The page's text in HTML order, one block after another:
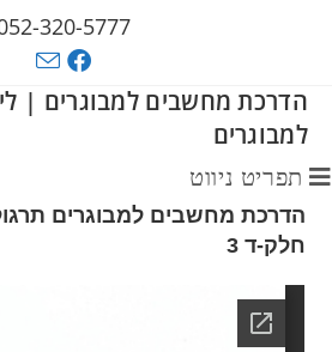
320-5777
הדרכת מחשבים למבוגרים |
למבוגרים
תפריט ניווט
הדרכת מחשבים למבוגרים
חלק-ד 3